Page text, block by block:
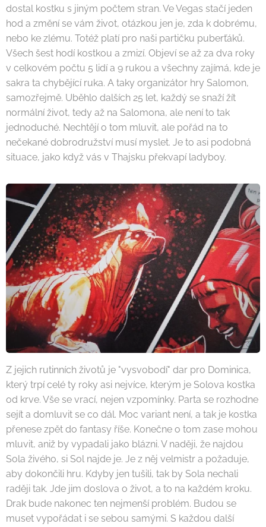
dostal kostku s jiným počtem stran. Ve Vegas stačí jeden
hod a změní se vám život, otázkou jen je, zda k dobrému,
nebo ke zlému. Totéž platí pro naši partičku puberťáků.
Všech šest hodí kostkou a zmizí. Objeví se až za dva roky
v celkovém počtu 5 lidí a 9 rukou a všechny zajímá, kde je
sakra ta chybějící ruka. A taky organizátor hry Salomon,
samozřejmě. Uběhlo dalších 25 let, každý se snaží žít
normální život, tedy až na Salomona, ale není to tak
jednoduché. Nechtějí o tom mluvit, ale pořád na to
nečekané dobrodružství musí myslet. Je to asi podobná
situace, jako když vás v Thajsku překvapí ladyboy.
Z jejich rutinních životů je "vysvobodí" dar pro Dominica,
který trpí celé ty roky asi nejvíce, kterým je Solova kostka
od krve. Vše se vrací, nejen vzpomínky. Parta se rozhodne
sejít a domluvit se co dál. Moc variant není, a tak je kostka
přenese zpět do fantasy říše. Konečne o tom zase mohou
mluvit, aniž by vypadali jako blázni. V naději, že najdou
Sola živého, si Sol najde je. Je z něj velmistr a požaduje,
aby dokončili hru. Kdyby jen tušili, tak by Sola nechali
raději tak. Jde jim doslova o život, a to na každém kroku.
Drak bude nakonec ten nejmenší problém. Budou se
muset vypořádat i se sebou samými. S každou další